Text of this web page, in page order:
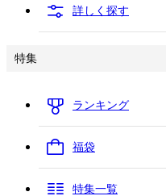
詳しく探す
特集
ランキング
福袋
特集一覧